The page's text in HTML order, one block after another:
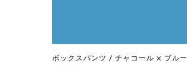
ボックスパンツ / チャコール × ブルー